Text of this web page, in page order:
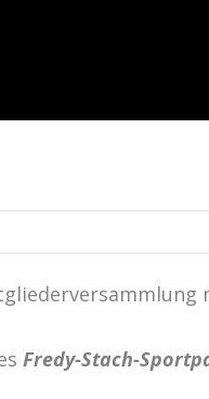
Fredy-Stach-